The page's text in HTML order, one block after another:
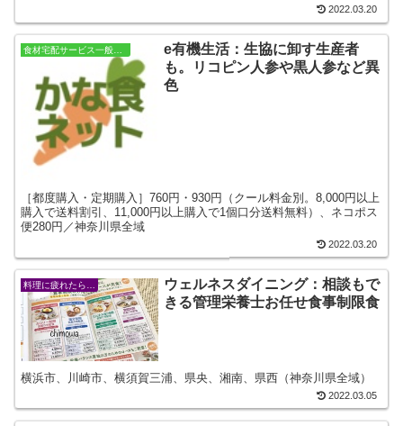
2022.03.20
食材宅配サービス一般をさがす
e有機生活：生協に卸す生産者
も。リコピン人参や黒人参など異
色
［都度購入・定期購入］760円・930円（クール料金別。8,000円以上
購入で送料割引、11,000円以上購入で1個口分送料無料）、ネコポス
便280円／神奈川県全域
2022.03.20
料理に疲れたら…
ウェルネスダイニング：相談もで
きる管理栄養士お任せ食事制限食
横浜市、川崎市、横須賀三浦、県央、湘南、県西（神奈川県全域）
2022.03.05